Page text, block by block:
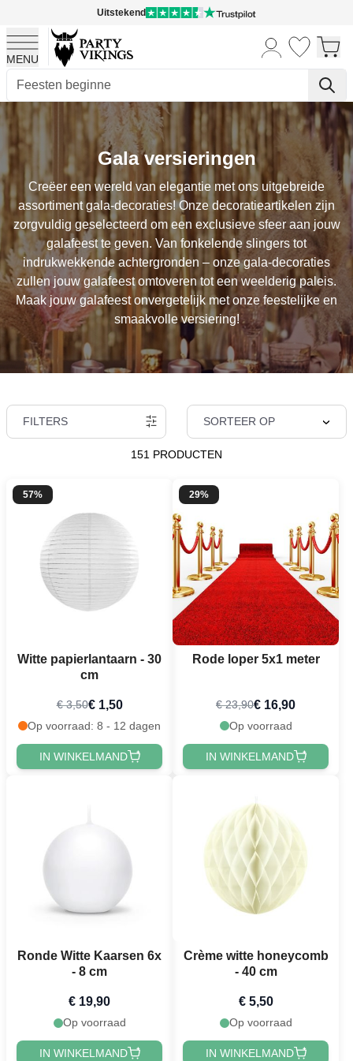
Uitstekend
MENU
Ga naar de inhoud
Gala versieringen
Creëer een wereld van elegantie met ons uitgebreide
assortiment gala-decoraties! Onze decoratieartikelen zijn
zorgvuldig geselecteerd om een exclusieve sfeer aan jouw
galafeest te geven. Van fonkelende slingers tot
indrukwekkende achtergronden – onze gala-decoraties
zullen jouw galafeest omtoveren tot een weelderig paleis.
Maak jouw galafeest onvergetelijk met onze feestelijke en
smaakvolle versiering!
FILTERS SORTEER OP
151 PRODUCTEN
57%
Witte papierlantaarn - 30
cm
€ 3,50€ 1,50
Op voorraad: 8 - 12 dagen
IN WINKELMAND
29%
Rode loper 5x1 meter
€ 23,90€ 16,90
Op voorraad
IN WINKELMAND
Ronde Witte Kaarsen 6x
- 8 cm
€ 19,90
Op voorraad
IN WINKELMAND
Crème witte honeycomb
- 40 cm
€ 5,50
Op voorraad
IN WINKELMAND